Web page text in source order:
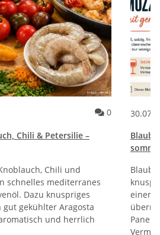
e Cipolle Rezept | Italienische
0
Chili & Petersilie –
Chili und
schnelles mediterranes
Dazu knuspriges
gut gekühlter Aragosta
und herrlich
einem
Pane